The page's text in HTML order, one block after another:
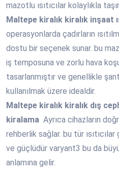
mazotlu ısıtıcılar kolaylıkla
Maltepe kiralık kiralık inşaat
operasyonlarda çadırların
dostu bir seçenek sunar. bu
iş temposuna ve zorlu hava
tasarlanmıştır ve genellikle
kullanılmak üzere idealdir.
Maltepe kiralık kiralık dış
kiralama Ayrıca cihazların
rehberlik sağlar. bu tür
ve güçlüdür varyant3 bu da
anlamına gelir.